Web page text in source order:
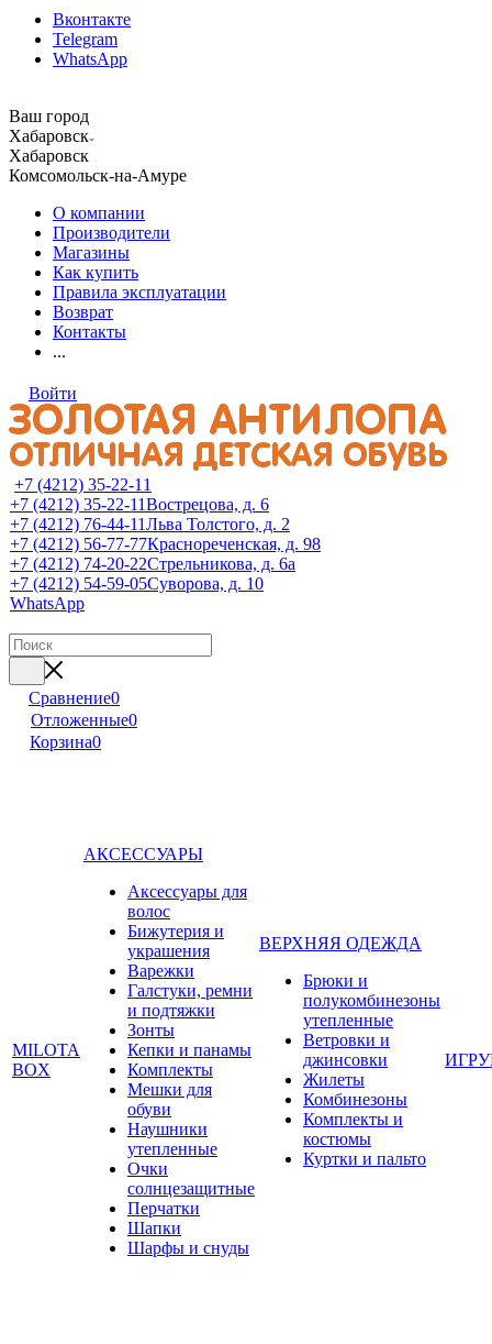
Вконтакте
Telegram
WhatsApp
Ваш город
Хабаровск
Хабаровск
Комсомольск-на-Амуре
О компании
Производители
Магазины
Как купить
Правила эксплуатации
Возврат
Контакты
...
Войти
+7 (4212) 35-22-11
+7 (4212) 35-22-11Вострецова, д. 6
+7 (4212) 76-44-11Льва Толстого, д. 2
+7 (4212) 56-77-77Краснореченская, д. 98
+7 (4212) 74-20-22Стрельникова, д. 6а
+7 (4212) 54-59-05Суворова, д. 10
WhatsApp
Сравнение0
Отложенные0
Корзина0
MILOTA
BOX
АКСЕССУАРЫ
Аксессуары для
волос
Бижутерия и
украшения
Варежки
Галстуки, ремни
и подтяжки
Зонты
Кепки и панамы
Комплекты
Мешки для
обуви
Наушники
утепленные
Очки
солнцезащитные
Перчатки
Шапки
Шарфы и снуды
ВЕРХНЯЯ ОДЕЖДА
Брюки и
полукомбинезоны
утепленные
Ветровки и
джинсовки
Жилеты
Комбинезоны
Комплекты и
костюмы
Куртки и пальто